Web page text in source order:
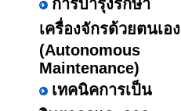
การบำรุงรักษา
เครื่องจักรด้วยตนเอง
(Autonomous
Maintenance)
เทคนิคการเป็น